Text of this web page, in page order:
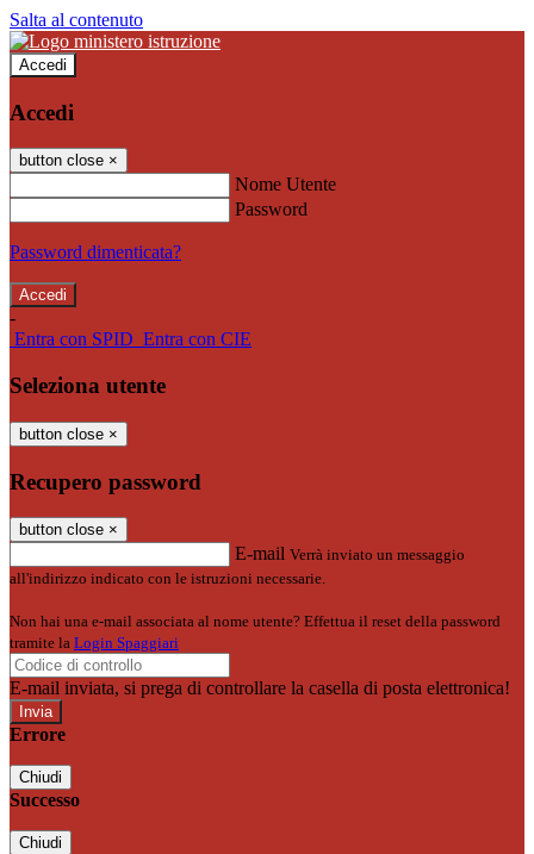
Salta al contenuto
Accedi
Accedi
button close ×
Nome Utente
Password
Password dimenticata?
-
Entra con SPID Entra con CIE
Seleziona utente
button close ×
Recupero password
button close ×
E-mail Verrà inviato un messaggio
all'indirizzo indicato con le istruzioni necessarie.
Non hai una e-mail associata al nome utente? Effettua il reset della password
tramite la Login Spaggiari
E-mail inviata, si prega di controllare la casella di posta elettronica!
Errore
Chiudi
Successo
Chiudi